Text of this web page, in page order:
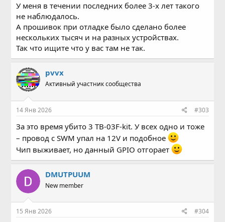
У меня в течении последних более 3-х лет такого
не наблюдалось.
А прошивок при отладке было сделано более
нескольких тысяч и на разных устройствах.
Так что ищите что у вас там не так.
pvvx
Активный участник сообщества
14 Янв 2026 #303
За это время убито 3 TB-03F-kit. У всех одно и тоже
– провод c SWM упал на 12V и подобное
Чип выживает, но данный GPIO отгорает
DMUTPUUM
New member
15 Янв 2026 #304